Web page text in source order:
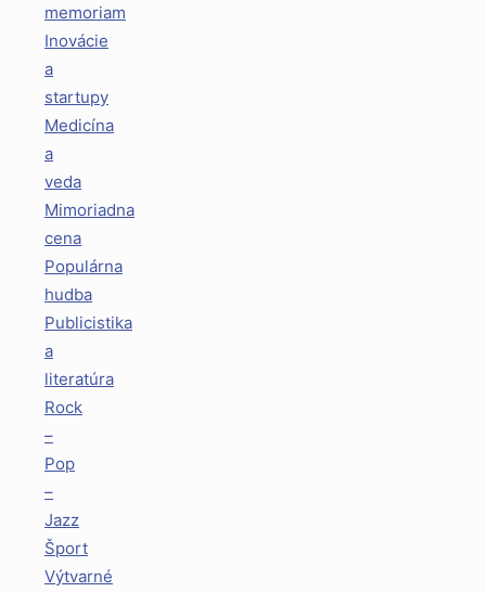
memoriam
Inovácie
a
startupy
Medicína
a
veda
Mimoriadna
cena
Populárna
hudba
Publicistika
a
literatúra
Rock
–
Pop
–
Jazz
Šport
Výtvarné